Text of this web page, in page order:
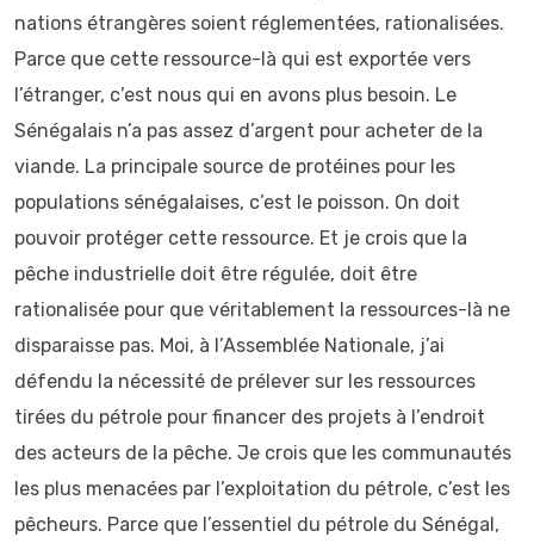
nations étrangères soient réglementées, rationalisées.
Parce que cette ressource-là qui est exportée vers
l’étranger, c’est nous qui en avons plus besoin. Le
Sénégalais n’a pas assez d’argent pour acheter de la
viande. La principale source de protéines pour les
populations sénégalaises, c’est le poisson. On doit
pouvoir protéger cette ressource. Et je crois que la
pêche industrielle doit être régulée, doit être
rationalisée pour que véritablement la ressources-là ne
disparaisse pas. Moi, à l’Assemblée Nationale, j’ai
défendu la nécessité de prélever sur les ressources
tirées du pétrole pour financer des projets à l’endroit
des acteurs de la pêche. Je crois que les communautés
les plus menacées par l’exploitation du pétrole, c’est les
pêcheurs. Parce que l’essentiel du pétrole du Sénégal,